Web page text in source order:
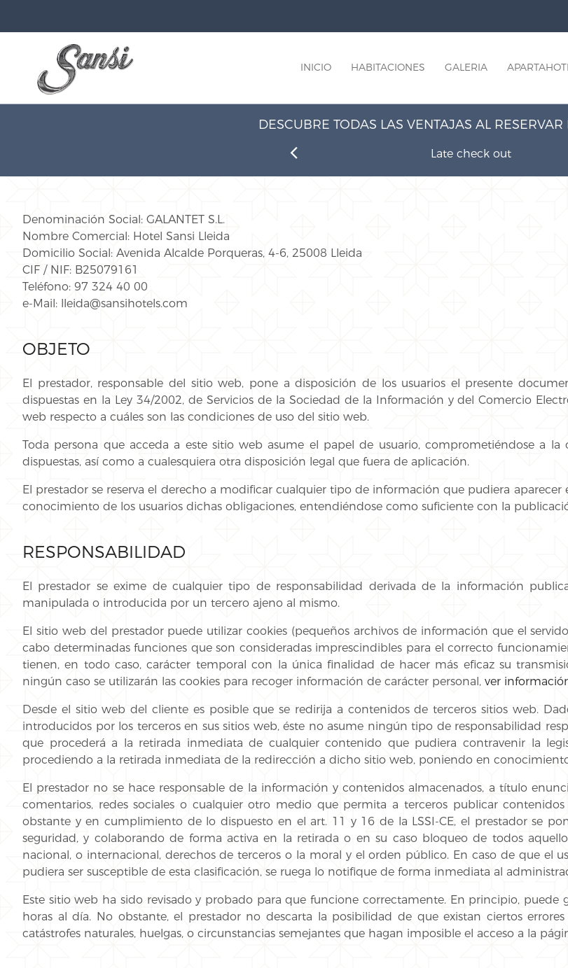
INICIO HABITACIONES GALERIA
DESCUBRE TODAS LAS VENTAJAS AL
Late check out
Denominación Social: GALANTET S.L.
Nombre Comercial: Hotel Sansi Lleida
Domicilio Social: Avenida Alcalde Porqueras, 4-6, 25008 Lleida
CIF / NIF: B25079161
Teléfono: 97 324 40 00
e-Mail: lleida@sansihotels.com
OBJETO
El prestador, responsable del sitio web, pone a disposición de los usuarios el presente
dispuestas en la Ley 34/2002, de Servicios de la Sociedad de la Información y del Comercio
web respecto a cuáles son las condiciones de uso del sitio web.
Toda persona que acceda a este sitio web asume el papel de usuario, comprometiéndose a
dispuestas, así como a cualesquiera otra disposición legal que fuera de aplicación.
El prestador se reserva el derecho a modificar cualquier tipo de información que pudiera
conocimiento de los usuarios dichas obligaciones, entendiéndose como suficiente con la
RESPONSABILIDAD
El prestador se exime de cualquier tipo de responsabilidad derivada de la información
manipulada o introducida por un tercero ajeno al mismo.
El sitio web del prestador puede utilizar cookies (pequeños archivos de información que el
cabo determinadas funciones que son consideradas imprescindibles para el correcto
tienen, en todo caso, carácter temporal con la única finalidad de hacer más eficaz su
ningún caso se utilizarán las cookies para recoger información de carácter personal, ver
Desde el sitio web del cliente es posible que se redirija a contenidos de terceros sitios web.
introducidos por los terceros en sus sitios web, éste no asume ningún tipo de responsabilidad
que procederá a la retirada inmediata de cualquier contenido que pudiera contravenir la
procediendo a la retirada inmediata de la redirección a dicho sitio web, poniendo en
El prestador no se hace responsable de la información y contenidos almacenados, a título
comentarios, redes sociales o cualquier otro medio que permita a terceros publicar
obstante y en cumplimiento de lo dispuesto en el art. 11 y 16 de la LSSI-CE, el prestador se
seguridad, y colaborando de forma activa en la retirada o en su caso bloqueo de todos
nacional, o internacional, derechos de terceros o la moral y el orden público. En caso de que el
pudiera ser susceptible de esta clasificación, se ruega lo notifique de forma inmediata al
Este sitio web ha sido revisado y probado para que funcione correctamente. En principio,
horas al día. No obstante, el prestador no descarta la posibilidad de que existan ciertos
catástrofes naturales, huelgas, o circunstancias semejantes que hagan imposible el acceso a la